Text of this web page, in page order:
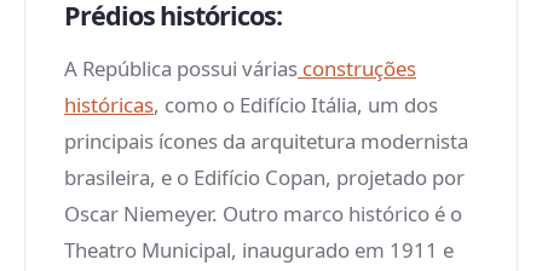
Prédios históricos:
A República possui várias construções
históricas, como o Edifício Itália, um dos
principais ícones da arquitetura modernista
brasileira, e o Edifício Copan, projetado por
Oscar Niemeyer. Outro marco histórico é o
Theatro Municipal, inaugurado em 1911 e